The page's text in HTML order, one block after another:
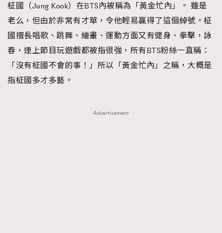
柾國（Jung Kook）在BTS內被稱為「黃金忙內」。 雖是
老么，但由於非常有才華，令他輕易贏得了這個綽號。柾
國擅長唱歌、跳舞、繪畫、運動方面又有健身、拳擊，詠
春，連上節目玩遊戲都被指很強，所有BTS粉絲一直稱：
「沒有柾國不會的事！」所以「黃金忙內」之稱，大概是
指柾國多才多藝。
Advertisement